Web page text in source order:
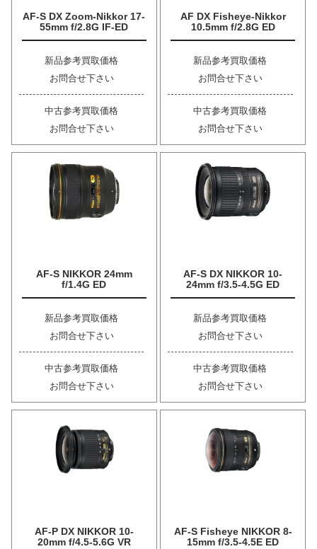
AF-S DX Zoom-Nikkor 17-
55mm f/2.8G IF-ED
新品参考買取価格
お問合せ下さい
中古参考買取価格
お問合せ下さい
AF DX Fisheye-Nikkor
10.5mm f/2.8G ED
新品参考買取価格
お問合せ下さい
中古参考買取価格
お問合せ下さい
AF-S NIKKOR 24mm
f/1.4G ED
新品参考買取価格
お問合せ下さい
中古参考買取価格
お問合せ下さい
AF-S DX NIKKOR 10-
24mm f/3.5-4.5G ED
新品参考買取価格
お問合せ下さい
中古参考買取価格
お問合せ下さい
AF-P DX NIKKOR 10-
20mm f/4.5-5.6G VR
AF-S Fisheye NIKKOR 8-
15mm f/3.5-4.5E ED